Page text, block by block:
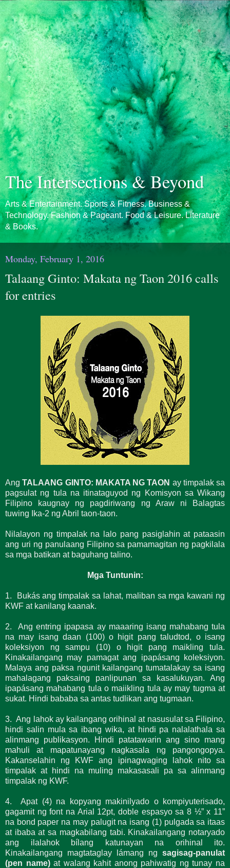
The Intersections & Beyond
Arts & Entertainment. Sports & Fitness. Business &
Technology. Fashion & Pageant. Food & Leisure. Literature
& Books.
Monday, February 1, 2016
Talaang Ginto: Makata ng Taon 2016 calls
for entries
AngTALAANG GINTO: MAKATA NG TAON ay timpalak sa
pagsulat ng tula na itinataguyod ng Komisyon sa Wikang
Filipino kaugnay ng pagdiriwang ng Araw ni Balagtas
tuwing Ika-2 ng Abril taon-taon.
Nilalayon ng timpalak na lalo pang pasiglahin at pataasin
ang uri ng panulaang Filipino sa pamamagitan ng pagkilala
sa mga batikan at baguhang talino.
Mga Tuntunin:
1. Bukás ang timpalak sa lahat, maliban sa mga kawani ng
KWF at kanilang kaanak.
2. Ang entring ipapasa ay maaaring isang mahabang tula
na may isang daan (100) o higit pang taludtod, o isang
koleksiyon ng sampu (10) o higit pang maikling tula.
Kinakailangang may pamagat ang ipapásang koleksiyon.
Malaya ang paksa ngunit kailangang tumatalakay sa isang
mahalagang paksaing panlipunan sa kasalukuyan. Ang
ipapásang mahabang tula o maiikling tula ay may tugma at
sukat. Hindi bababa sa antas tudlikan ang tugmaan.
3. Ang lahok ay kailangang orihinal at nasusulat sa Filipino,
hindi salin mula sa ibang wika, at hindi pa nalalathala sa
alinmang publikasyon. Hindi patatawarin ang sino mang
mahuli at mapatunayang nagkasala ng pangongopya.
Kakanselahin ng KWF ang ipinagwaging lahok nito sa
timpalak at hindi na muling makasasali pa sa alinmang
timpalak ng KWF.
4. Apat (4) na kopyang makinilyado o kompiyuterisado,
gagamit ng font na Arial 12pt, doble espasyo sa 8 ½” x 11”
na bond paper na may palugit na isang (1) pulgada sa itaas
at ibaba at sa magkabilang tabi. Kinakailangang notaryado
ang ilalahok bílang katunayan na orihinal ito.
Kinakailangang magtataglay lámang ng sagisag-panulat
(pen name)at walang kahit anong pahiwatig ng tunay na